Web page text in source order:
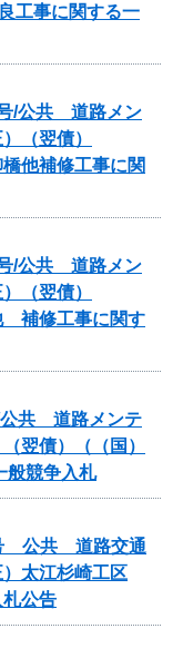
工事に関する一
号/公共 道路メン
（翌債）
他補修工事に関
号/公共 道路メン
（翌債）
補修工事に関す
/公共 道路メンテ
翌債）（（国）
般競争入札
公共 道路交通
太江杉崎工区
公告